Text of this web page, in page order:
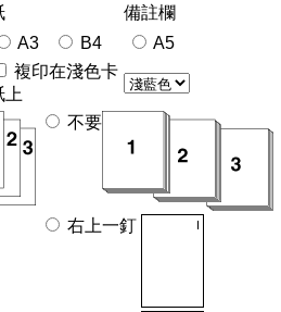
備註欄
A3 B4 A5
複印在淺色卡
上
不要
右上一釘